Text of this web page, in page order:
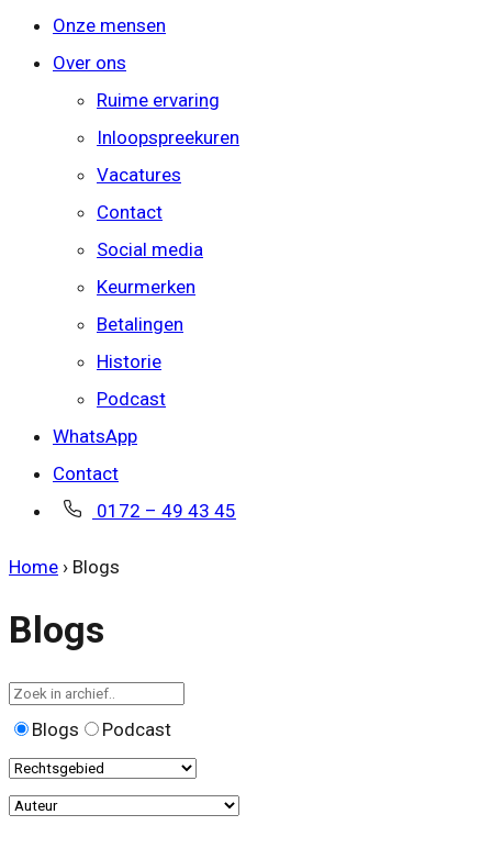
Onze mensen
Over ons
Ruime ervaring
Inloopspreekuren
Vacatures
Contact
Social media
Keurmerken
Betalingen
Historie
Podcast
WhatsApp
Contact
0172 – 49 43 45
Home › Blogs
Blogs
Blogs Podcast